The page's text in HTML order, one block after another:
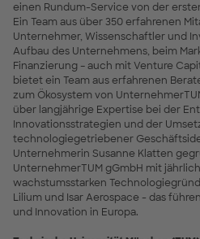
einen Rundum-Service von der
Ein Team aus über 350 erfahrenen
Unternehmer, Wissenschaftler und
Aufbau des Unternehmens, beim
Finanzierung – auch mit Venture
bietet ein Team aus erfahrenen
zum Ökosystem von
über langjährige Expertise bei der
Innovationsstrategien und der
technologiegetriebener
Unternehmerin Susanne Klatten
UnternehmerTUM gGmbH mit
wachstumsstarken
Lilium und Isar Aerospace - das
und Innovation in Europa.